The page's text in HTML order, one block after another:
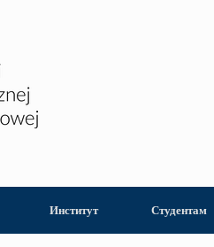
Институт Студентам